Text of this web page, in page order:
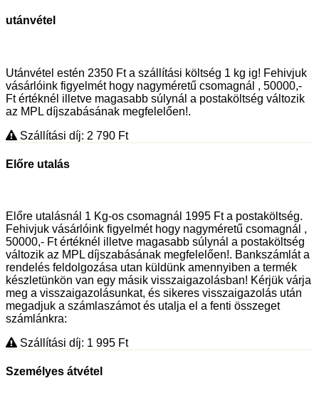
utánvétel
Utánvétel estén 2350 Ft a szállítási költség 1 kg ig! Fehivjuk
vásárlóink figyelmét hogy nagyméretű csomagnál , 50000,-
Ft értéknél illetve magasabb súlynál a postaköltség változik
az MPL díjszabásának megfelelően!.
Szállítási díj: 2 790 Ft
Előre utalás
Előre utalásnál 1 Kg-os csomagnál 1995 Ft a postaköltség.
Fehivjuk vásárlóink figyelmét hogy nagyméretű csomagnál ,
50000,- Ft értéknél illetve magasabb súlynál a postaköltség
változik az MPL díjszabásának megfelelően!. Bankszámlát a
rendelés feldolgozása utan küldünk amennyiben a termék
készletünkön van egy másik visszaigazolásban! Kérjük várja
meg a visszaigazolásunkat, és sikeres visszaigazolás után
megadjuk a számlaszámot és utalja el a fenti összeget
számlánkra:
Szállítási díj: 1 995 Ft
Személyes átvétel